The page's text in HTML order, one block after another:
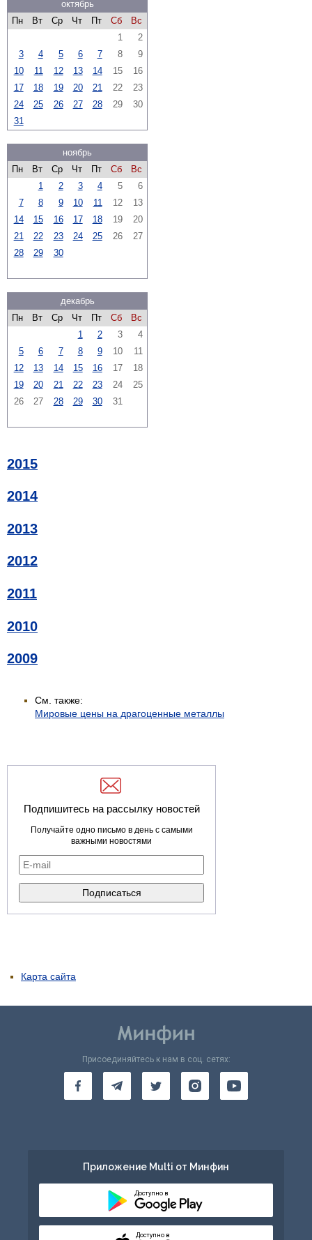
октябрь
Пн
Вт Ср Чт Пт Сб
Вс
1
2
3
4 5 6 7 8
9
10
11 12 13 14 15
16
17
18 19 20 21 22
23
24
25 26 27 28 29
30
31
ноябрь
Пн
Вт Ср Чт Пт Сб
Вс
1
2 3 4 5
6
7
8 9 10 11 12
13
14
15 16 17 18 19
20
21
22 23 24 25 26
27
28
29 30
декабрь
Пн
Вт Ср Чт Пт Сб
Вс
1
2 3
4
5
6 7 8 9 10
11
12
13 14 15 16 17
18
19
20 21 22 23 24
25
26
27 28 29 30 31
2015
2014
2013
2012
2011
2010
2009
См. также:
Мировые цены на драгоценные металлы
Подпишитесь на рассылку новостей
Получайте одно письмо в день с самыми
важными новостями
Карта сайта
Присоединяйтесь к нам в соц. сетях:
Приложение Multi от Минфин
Доступно в
Доступно в